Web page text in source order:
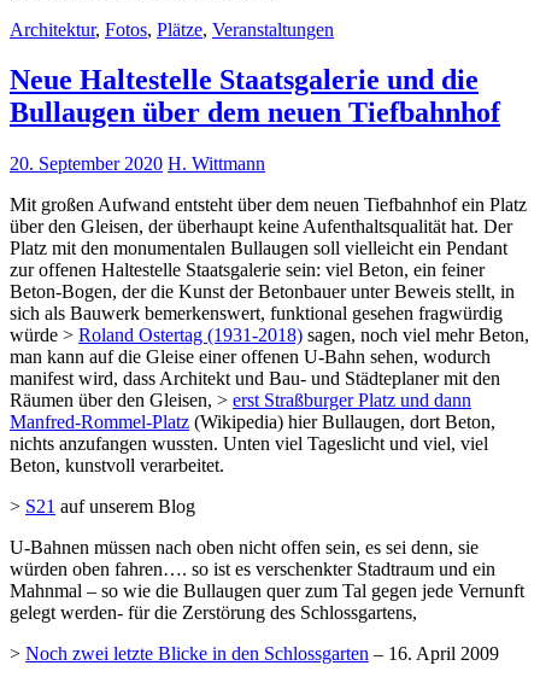
Architektur, Fotos, Plätze, Veranstaltungen
Neue Haltestelle Staatsgalerie und die
Bullaugen über dem neuen Tiefbahnhof
20. September 2020 H. Wittmann
Mit großen Aufwand entsteht über dem neuen Tiefbahnhof ein Platz
über den Gleisen, der überhaupt keine Aufenthaltsqualität hat. Der
Platz mit den monumentalen Bullaugen soll vielleicht ein Pendant
zur offenen Haltestelle Staatsgalerie sein: viel Beton, ein feiner
Beton-Bogen, der die Kunst der Betonbauer unter Beweis stellt, in
sich als Bauwerk bemerkenswert, funktional gesehen fragwürdig
würde > Roland Ostertag (1931-2018) sagen, noch viel mehr Beton,
man kann auf die Gleise einer offenen U-Bahn sehen, wodurch
manifest wird, dass Architekt und Bau- und Städteplaner mit den
Räumen über den Gleisen, > erst Straßburger Platz und dann
Manfred-Rommel-Platz (Wikipedia) hier Bullaugen, dort Beton,
nichts anzufangen wussten. Unten viel Tageslicht und viel, viel
Beton, kunstvoll verarbeitet.
> S21 auf unserem Blog
U-Bahnen müssen nach oben nicht offen sein, es sei denn, sie
würden oben fahren…. so ist es verschenkter Stadtraum und ein
Mahnmal – so wie die Bullaugen quer zum Tal gegen jede Vernunft
gelegt werden- für die Zerstörung des Schlossgartens,
> Noch zwei letzte Blicke in den Schlossgarten – 16. April 2009